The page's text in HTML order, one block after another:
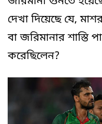
দেখা দিয়েছে যে,
বা জরিমানার
করেছিলেন?